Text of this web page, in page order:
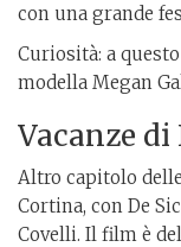
con una grande
Curiosità: a
modella Megan
Vacanze
Altro capitolo
Cortina, con De
Covelli. Il film è